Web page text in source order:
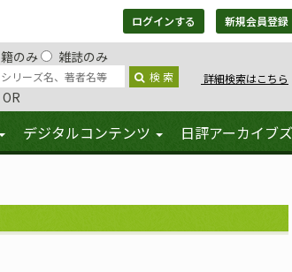
ログインする 新規会員登録
のみ 雑誌のみ
検 索 詳細検索はこちら
OR
デジタルコンテンツ 日評アーカイブズ